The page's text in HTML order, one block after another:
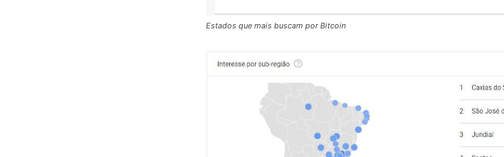
Estados que mais buscam por Bitcoin